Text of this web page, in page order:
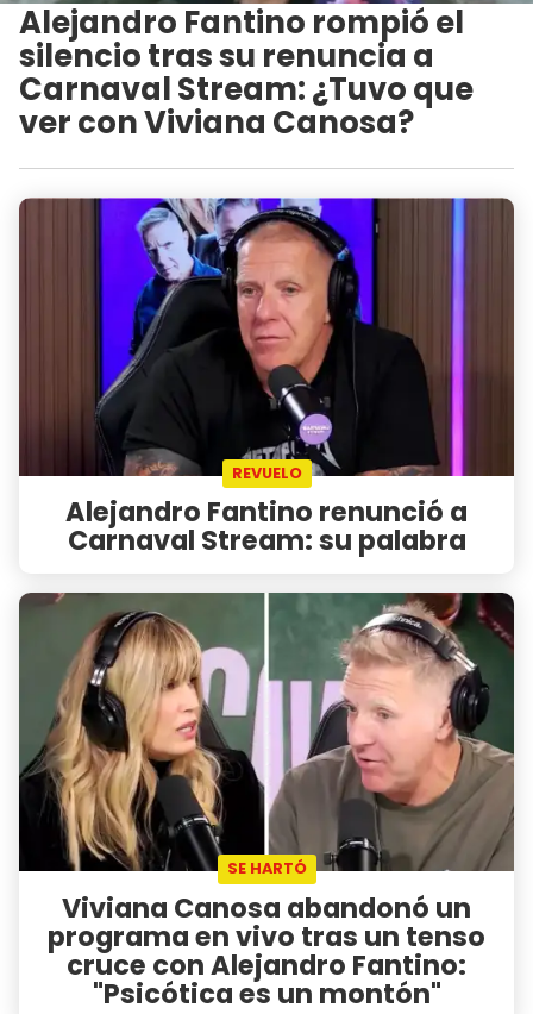
Alejandro Fantino rompió el
silencio tras su renuncia a
Carnaval Stream: ¿Tuvo que
ver con Viviana Canosa?
REVUELO
Alejandro Fantino renunció a
Carnaval Stream: su palabra
SE HARTÓ
Viviana Canosa abandonó un
programa en vivo tras un tenso
cruce con Alejandro Fantino:
"Psicótica es un montón"